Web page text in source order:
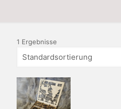
1 Ergebnisse